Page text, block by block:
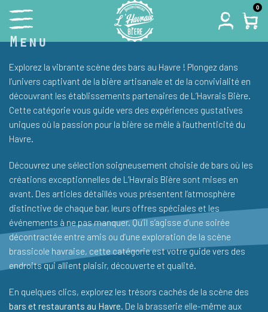
Skip
to
content
Menu
0
Explorez la vibrante scène des bars au Havre ! Plongez dans
l’univers captivant de la bière artisanale et de la convivialité en
découvrant les établissements partenaires de L’Havrais Bière.
Cette catégorie vous guide vers des expériences gustatives
uniques où la passion pour la bière se mêle à l’authenticité du
Havre.
Découvrez une sélection soigneusement choisie de bars où les
créations exceptionnelles de L’Havrais Bière sont mises en
avant. Des articles détaillés vous présentent l’atmosphère
distinctive de chaque bar, leurs offres spéciales et les
événements à ne pas manquer. Qu’il s’agisse d’une soirée
décontractée entre amis ou d’une exploration de la scène
brassicole havraise, cette catégorie est votre guide vers des
endroits qui allient plaisir, découverte et qualité.
En quelques clics, explorez les trésors cachés de la scène des
bars et restaurants au Havre . De la brasserie elle-même aux